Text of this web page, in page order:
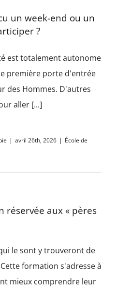
un week-end ou un
?
est totalement autonome
première porte d'entrée
des Hommes. D'autres
aller [...]
| avril 26th, 2026 | École de
réservée aux « pères
le sont y trouveront de
formation s'adresse à
mieux comprendre leur